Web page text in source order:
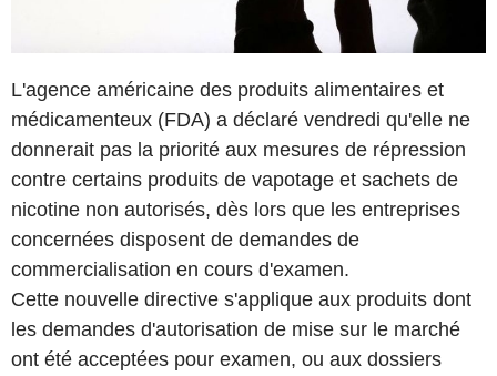
L'agence américaine des produits alimentaires et
médicamenteux (FDA) a déclaré vendredi qu'elle ne
donnerait pas la priorité aux mesures de répression
contre certains produits de vapotage et sachets de
nicotine non autorisés, dès lors que les entreprises
concernées disposent de demandes de
commercialisation en cours d'examen.
Cette nouvelle directive s'applique aux produits dont
les demandes d'autorisation de mise sur le marché
ont été acceptées pour examen, ou aux dossiers